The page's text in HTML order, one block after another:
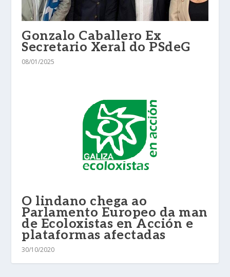
Gonzalo Caballero Ex
Secretario Xeral do PSdeG
08/01/2025
O lindano chega ao
Parlamento Europeo da man
de Ecoloxistas en Acción e
plataformas afectadas
30/10/2020